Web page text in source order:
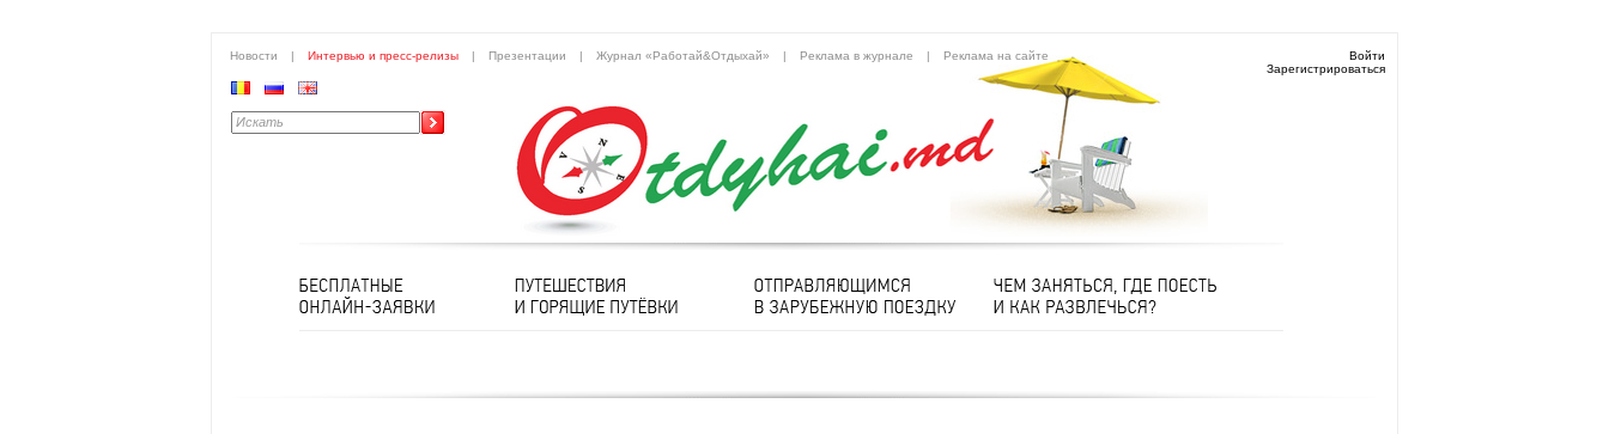
Новости | Интервью и пресс-релизы | Презентации | Журнал «Работай&Отдыхай» | Реклама в журнале | Реклама на сайте
Войти
Зарегистрироваться